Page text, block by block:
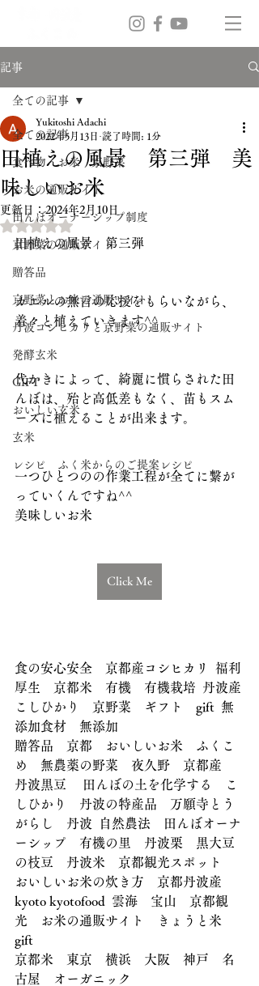
記事
全ての記事
食べ物 お米 京野菜
お米の通販サイト
田んぼオーナーシップ制度
京野菜の通販サイト
贈答品
京野菜とお米の通販サイト
丹波コシヒカリと京野菜の通販サイト
発酵玄米
GIFT
おいしい玄米
玄米
レシピ ふく米からのご提案レシピ
全ての記事
田植えの風景 第三弾 美
味しいお米
Yukitoshi Adachi
2022年5月13日 読了時間: 1分
更新日：2024年2月10日
5つ星のうちNaNと評価されています。
田植えの風景　第三弾
カエルの無言の応援をもらいながら、
着々と植えていきます^^
代かきによって、綺麗に慣らされた田
んぼは、殆ど高低差もなく、苗もスム
ーズに植えることが出来ます。
一つひとつのの作業工程が全てに繋が
っていくんですね^^
美味しいお米
Click Me
食の安心安全　京都産コシヒカリ  福利
厚生　京都米　有機　有機栽培  丹波産
こしひかり　京野菜　ギフト　gift  無
添加食材　無添加
贈答品　京都　おいしいお米　ふくこ
め　無農薬の野菜　夜久野　京都産
丹波黒豆 　田んぼの土を化学する　こ
しひかり　丹波の特産品　万願寺とう
がらし　丹波  自然農法　田んぼオーナ
ーシップ　有機の里　丹波栗　黒大豆
の枝豆　丹波米　京都観光スポット
おいしいお米の炊き方　京都丹波産
kyoto kyotofood  雲海　宝山　京都観
光　お米の通販サイト　きょうと米
gift
京都米　東京　横浜　大阪　神戸　名
古屋　オーガニック